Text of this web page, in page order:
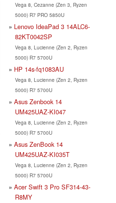
Vega 8, Cezanne (Zen 3, Ryzen
5000) R7 PRO 5850U
Lenovo IdeaPad 3 14ALC6-
82KT0042SP
Vega 8, Lucienne (Zen 2, Ryzen
5000) R7 5700U
HP 14s-fq1083AU
Vega 8, Lucienne (Zen 2, Ryzen
5000) R7 5700U
Asus Zenbook 14
UM425UAZ-KI047
Vega 8, Lucienne (Zen 2, Ryzen
5000) R7 5700U
Asus ZenBook 14
UM425UAZ-KI035T
Vega 8, Lucienne (Zen 2, Ryzen
5000) R7 5700U
Acer Swift 3 Pro SF314-43-
R8MY